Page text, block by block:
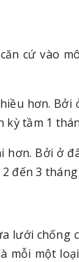
cứ vào
hơn.
kỳ tầm 1
hơn. Bởi ở
đến 3 tháng
lưới
một